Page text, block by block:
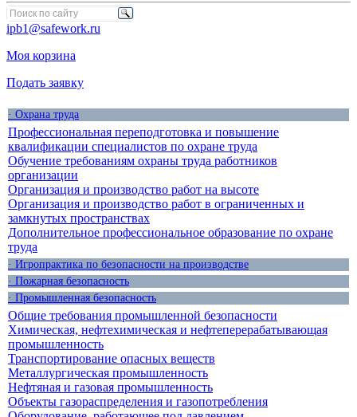
ipb1@safework.ru
Моя корзина
Подать заявку
· Охрана труда
Профессиональная переподготовка и повышение
квалификации специалистов по охране труда
Обучение требованиям охраны труда работников
организации
Организация и производство работ на высоте
Организация и производство работ в ограниченных и
замкнутых пространствах
Дополнительное профессиональное образование по охране
труда
· Игропрактика по безопасности на производстве
· Пожарная безопасность
· Промышленная безопасность
Общие требования промышленной безопасности
Химическая, нефтехимическая и нефтеперерабатывающая
промышленность
Транспортирование опасных веществ
Металлургическая промышленность
Нефтяная и газовая промышленность
Объекты газораспределения и газопотребления